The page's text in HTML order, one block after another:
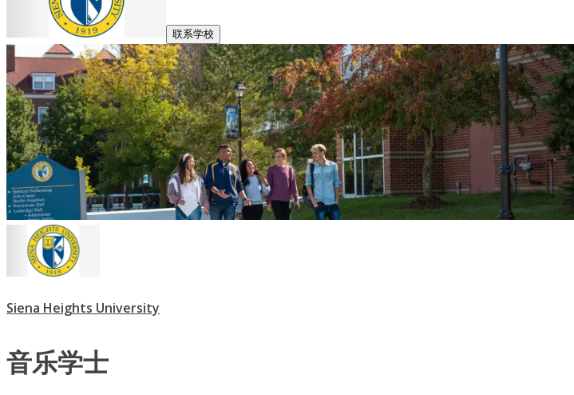
联系学校
Siena Heights University
音乐学士